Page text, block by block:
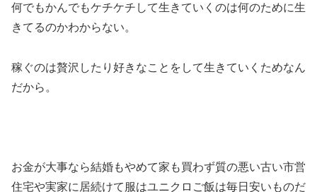
何でもかんでもケチケチして生きていくのは何のために生
きてるのかわからない。
稼ぐのは贅沢したり好きなことをして生きていくためなん
だから。
お金が大事なら結婚もやめて家も買わず質の悪い古い市営
住宅や実家に居続けて服はユニクロご飯は毎日安いものだ